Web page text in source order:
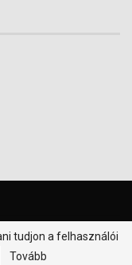
fenntartva.
tudjon a felhasználói
Tovább